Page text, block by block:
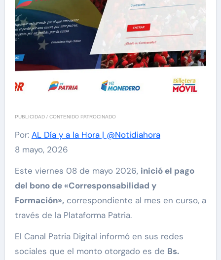
PUBLICIDAD / CONTENIDO PATROCINADO
Por: AL Día y a la Hora | @Notidiahora
8 mayo, 2026
Este viernes 08 de mayo 2026, inició el pago
del bono de «Corresponsabilidad y
Formación»,correspondiente al mes en curso, a
través de la Plataforma Patria.
El Canal Patria Digital informó en sus redes
sociales que el monto otorgado es de Bs.